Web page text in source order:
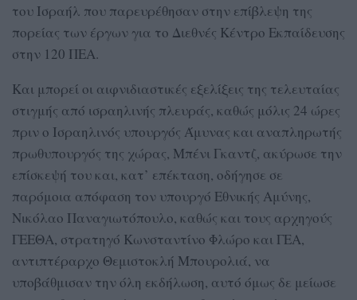
του Ισραήλ που παρευρέθησαν στην επίβλεψη της
πορείας των έργων για το Διεθνές Κέντρο Εκπαίδευσης
στην 120 ΠΕΑ.
Και μπορεί οι αιφνιδιαστικές εξελίξεις της τελευταίας
στιγμής από ισραηλινής πλευράς, καθώς μόλις 24 ώρες
πριν ο Ισραηλινός υπουργός Άμυνας και αναπληρωτής
πρωθυπουργός της χώρας, Μπένι Γκαντζ, ακύρωσε την
επίσκεψή του και, κατ’ επέκταση, οδήγησε σε
παρόμοια απόφαση τον υπουργό Εθνικής Αμύνης,
Νικόλαο Παναγιωτόπουλο, καθώς και τους αρχηγούς
ΓΕΕΘΑ, στρατηγό Κωνσταντίνο Φλώρο και ΓΕΑ,
αντιπτέραρχο Θεμιστοκλή Μπουρολιά, να
υποβάθμισαν την όλη εκδήλωση, αυτό όμως δε μείωσε